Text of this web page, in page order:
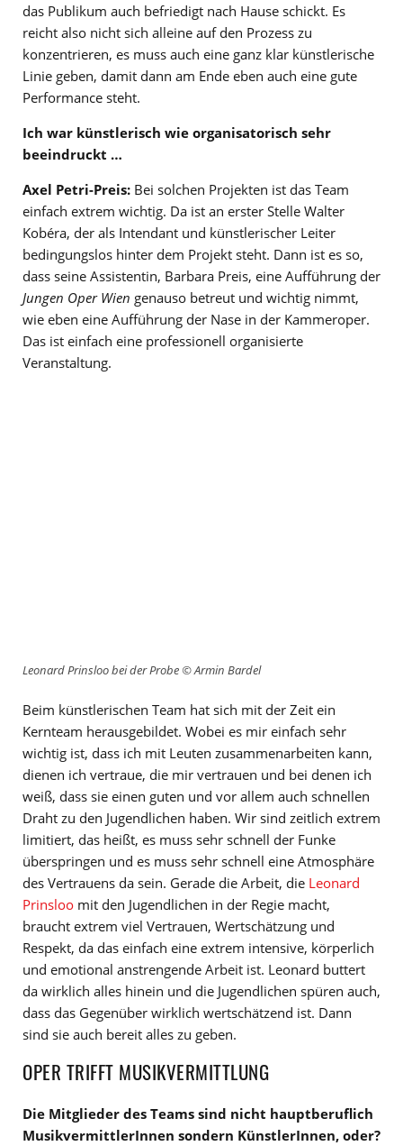
das Publikum auch befriedigt nach Hause schickt. Es
reicht also nicht sich alleine auf den Prozess zu
konzentrieren, es muss auch eine ganz klar künstlerische
Linie geben, damit dann am Ende eben auch eine gute
Performance steht.
Ich war künstlerisch wie organisatorisch sehr
beeindruckt …
Axel Petri-Preis: Bei solchen Projekten ist das Team
einfach extrem wichtig. Da ist an erster Stelle Walter
Kobéra, der als Intendant und künstlerischer Leiter
bedingungslos hinter dem Projekt steht. Dann ist es so,
dass seine Assistentin, Barbara Preis, eine Aufführung der
Jungen Oper Wien genauso betreut und wichtig nimmt,
wie eben eine Aufführung der Nase in der Kammeroper.
Das ist einfach eine professionell organisierte
Veranstaltung.
Leonard Prinsloo bei der Probe ©Armin Bardel
Beim künstlerischen Team hat sich mit der Zeit ein
Kernteam herausgebildet. Wobei es mir einfach sehr
wichtig ist, dass ich mit Leuten zusammenarbeiten kann,
dienen ich vertraue, die mir vertrauen und bei denen ich
weiß, dass sie einen guten und vor allem auch schnellen
Draht zu den Jugendlichen haben. Wir sind zeitlich extrem
limitiert, das heißt, es muss sehr schnell der Funke
überspringen und es muss sehr schnell eine Atmosphäre
des Vertrauens da sein. Gerade die Arbeit, die Leonard
Prinsloo mit den Jugendlichen in der Regie macht,
braucht extrem viel Vertrauen, Wertschätzung und
Respekt, da das einfach eine extrem intensive, körperlich
und emotional anstrengende Arbeit ist. Leonard buttert
da wirklich alles hinein und die Jugendlichen spüren auch,
dass das Gegenüber wirklich wertschätzend ist. Dann
sind sie auch bereit alles zu geben.
OPER TRIFFT MUSIKVERMITTLUNG
Die Mitglieder des Teams sind nicht hauptberuflich
MusikvermittlerInnen sondern KünstlerInnen, oder?